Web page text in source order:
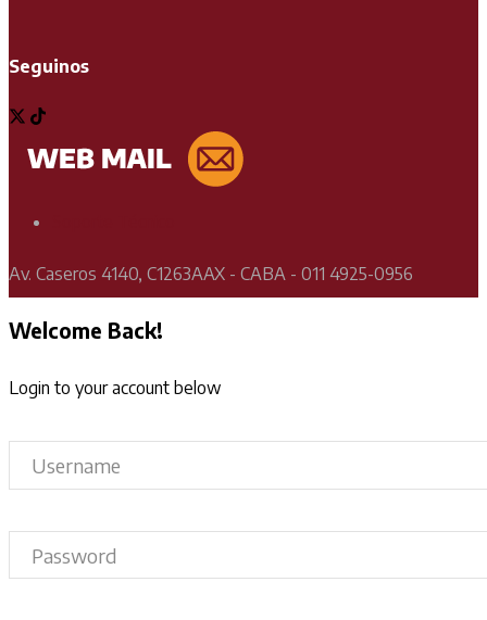
Seguinos
Av. Caseros 4140, C1263AAX - CABA - 011 4925-0956
Welcome Back!
Login to your account below